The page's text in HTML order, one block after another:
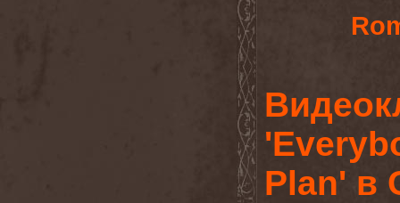
Plan' в